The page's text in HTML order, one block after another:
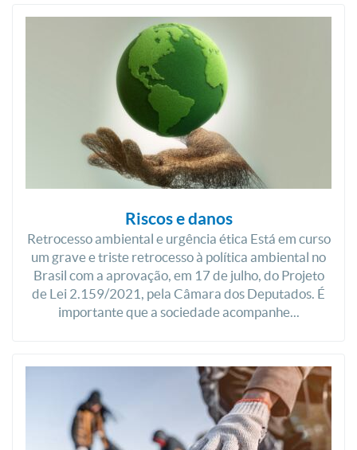
Riscos e danos
Retrocesso ambiental e urgência ética Está em curso
um grave e triste retrocesso à política ambiental no
Brasil com a aprovação, em 17 de julho, do Projeto
de Lei 2.159/2021, pela Câmara dos Deputados. É
importante que a sociedade acompanhe...